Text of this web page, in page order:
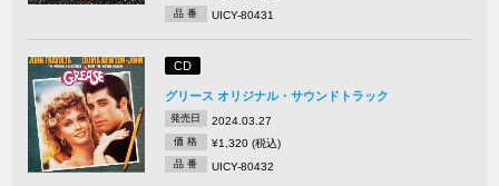
品 番 UICY-80431
CD
グリース オリジナル・サウンドトラック
発売日 2024.03.27
価 格 ¥1,320 (税込)
品 番 UICY-80432